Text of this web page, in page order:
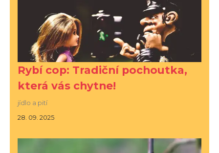
Rybí cop: Tradiční pochoutka,
která vás chytne!
jídlo a pití
28. 09. 2025